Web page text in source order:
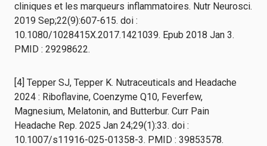
cliniques et les marqueurs inflammatoires. Nutr Neurosci.
2019 Sep;22(9):607-615. doi :
10.1080/1028415X.2017.1421039. Epub 2018 Jan 3.
PMID : 29298622.
[4] Tepper SJ, Tepper K. Nutraceuticals and Headache
2024 : Riboflavine, Coenzyme Q10, Feverfew,
Magnesium, Melatonin, and Butterbur. Curr Pain
Headache Rep. 2025 Jan 24;29(1):33. doi :
10.1007/s11916-025-01358-3. PMID : 39853578.